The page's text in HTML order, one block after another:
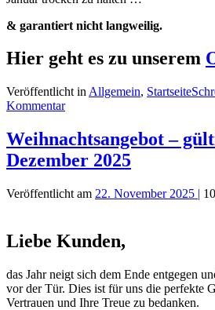
& garantiert nicht langweilig.
Hier geht es zu unserem
Veröffentlicht in Allgemein, Startseite
Kommentar
Weihnachtsangebot –
Dezember 2025
Veröffentlicht am 22. November 2025 |
Liebe Kunden,
das Jahr neigt sich dem Ende entgegen
vor der Tür. Dies ist für uns die perfekte
Vertrauen und Ihre Treue zu bedanken.